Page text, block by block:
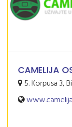
CAMELIJA
5. Korpusa 3,